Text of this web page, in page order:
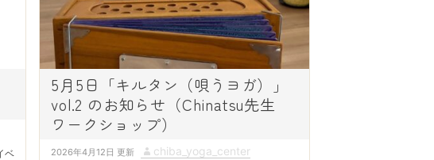
ベ
5月5日「キルタン（唄うヨガ）」
vol.2 のお知らせ（Chinatsu先生
ワークショップ）
P
2026年4月12日
A chiba_yoga_center